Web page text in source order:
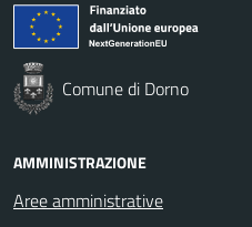
Comune di Dorno
AMMINISTRAZIONE
Aree amministrative